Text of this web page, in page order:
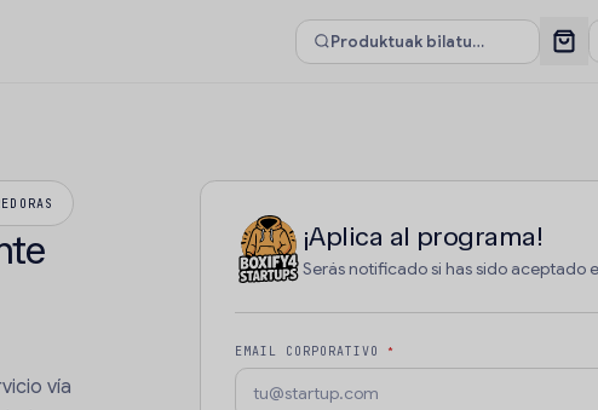
vía
¡Aplica al programa!
Serás notificado si has sido aceptado
EMAIL CORPORATIVO *